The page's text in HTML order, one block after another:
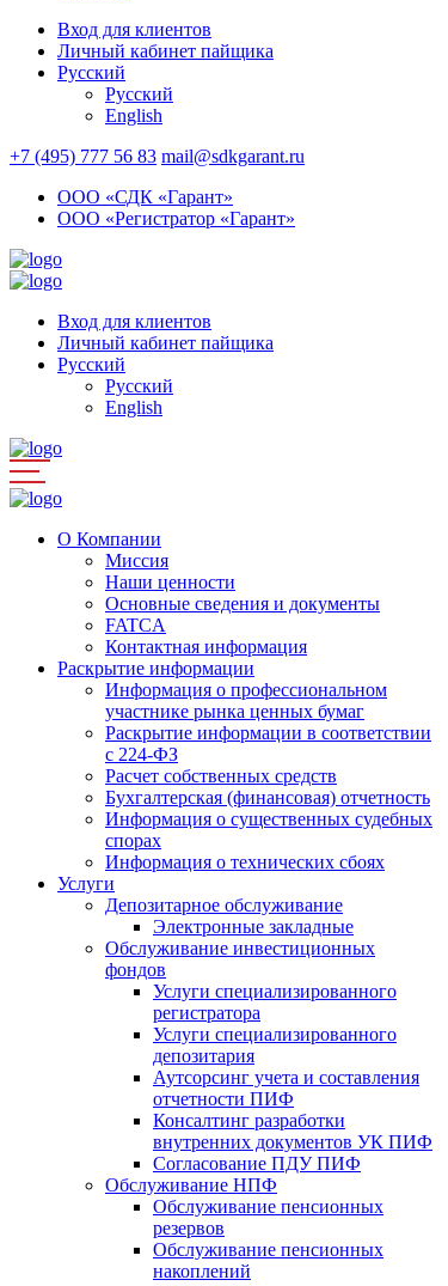
Вход для клиентов
Личный кабинет пайщика
Русский
Русский
English
+7 (495) 777 56 83 mail@sdkgarant.ru
ООО «СДК «Гарант»
ООО «Регистратор «Гарант»
Вход для клиентов
Личный кабинет пайщика
Русский
Русский
English
О Компании
Миссия
Наши ценности
Основные сведения и документы
FATCA
Контактная информация
Раскрытие информации
Информация о профессиональном
участнике рынка ценных бумаг
Раскрытие информации в соответствии
с 224-ФЗ
Расчет собственных средств
Бухгалтерская (финансовая) отчетность
Информация о существенных судебных
спорах
Информация о технических сбоях
Услуги
Депозитарное обслуживание
Электронные закладные
Обслуживание инвестиционных
фондов
Услуги специализированного
регистратора
Услуги специализированного
депозитария
Аутсорсинг учета и составления
отчетности ПИФ
Консалтинг разработки
внутренних документов УК ПИФ
Согласование ПДУ ПИФ
Обслуживание НПФ
Обслуживание пенсионных
резервов
Обслуживание пенсионных
накоплений